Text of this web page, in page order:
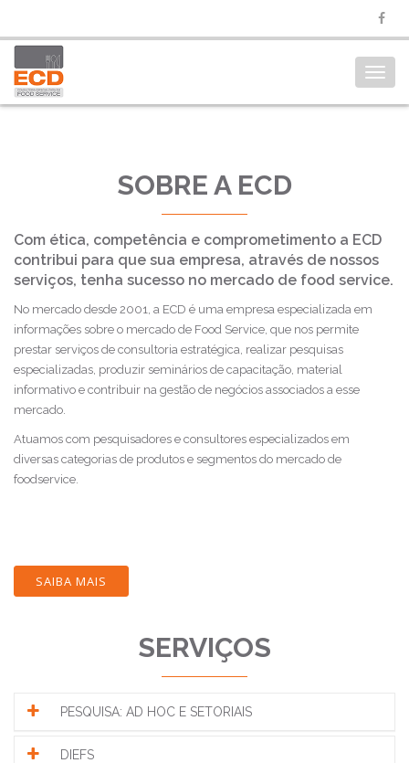
SOBRE A ECD
Com ética, competência e comprometimento a ECD
contribui para que sua empresa, através de nossos
serviços, tenha sucesso no mercado de food service.
No mercado desde 2001, a ECD é uma empresa especializada em
informações sobre o mercado de Food Service, que nos permite
prestar serviços de consultoria estratégica, realizar pesquisas
especializadas, produzir seminários de capacitação, material
informativo e contribuir na gestão de negócios associados a esse
mercado.
Atuamos com pesquisadores e consultores especializados em
diversas categorias de produtos e segmentos do mercado de
foodservice.
SAIBA MAIS
SERVIÇOS
PESQUISA: AD HOC E SETORIAIS
DIEFS